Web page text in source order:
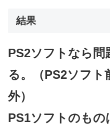
結果
PS2ソフトなら問
る。（PS2ソフト
外）
PS1ソフトのも